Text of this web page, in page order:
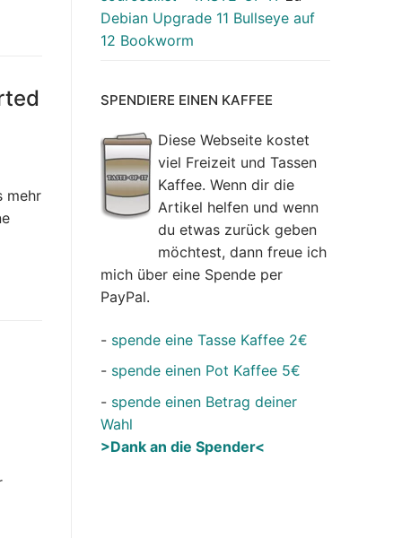
mehr
Debian Upgrade 11 Bullseye auf
12 Bookworm
SPENDIERE EINEN KAFFEE
Diese Webseite kostet
viel Freizeit und Tassen
Kaffee. Wenn dir die
Artikel helfen und wenn
du etwas zurück geben
möchtest, dann freue ich
mich über eine Spende per
PayPal.
- spende eine Tasse Kaffee 2€
- spende einen Pot Kaffee 5€
- spende einen Betrag deiner
Wahl
>Dank an die Spender<